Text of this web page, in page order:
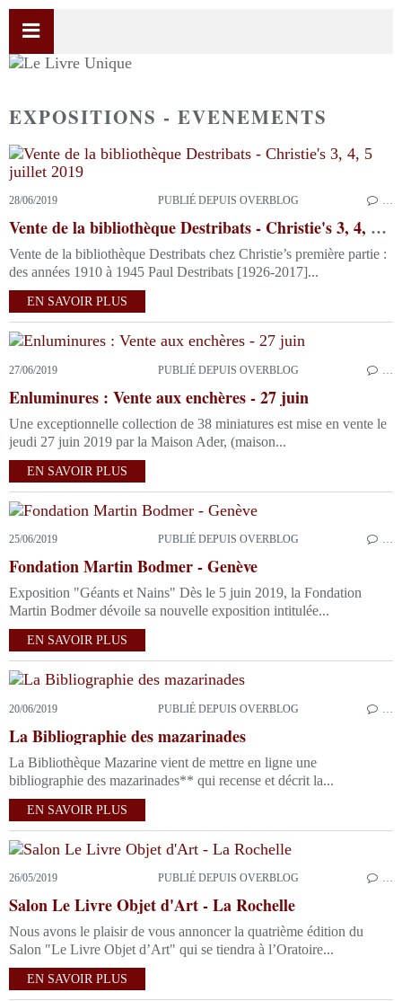
EXPOSITIONS - EVENEMENTS
28/06/2019 PUBLIÉ DEPUIS OVERBLOG …
Vente de la bibliothèque Destribats - Christie's 3, 4, 5 juillet 2019
Vente de la bibliothèque Destribats chez Christie’s première partie :
des années 1910 à 1945 Paul Destribats [1926-2017]...
EN SAVOIR PLUS
27/06/2019 PUBLIÉ DEPUIS OVERBLOG
Enluminures : Vente aux enchères - 27 juin
Une exceptionnelle collection de 38 miniatures est mise en vente le
jeudi 27 juin 2019 par la Maison Ader, (maison...
EN SAVOIR PLUS
25/06/2019 PUBLIÉ DEPUIS OVERBLOG …
Fondation Martin Bodmer - Genève
Exposition "Géants et Nains" Dès le 5 juin 2019, la Fondation
Martin Bodmer dévoile sa nouvelle exposition intitulée...
EN SAVOIR PLUS
20/06/2019 PUBLIÉ DEPUIS OVERBLOG
La Bibliographie des mazarinades
La Bibliothèque Mazarine vient de mettre en ligne une
bibliographie des mazarinades** qui recense et décrit la...
EN SAVOIR PLUS
26/05/2019 PUBLIÉ DEPUIS OVERBLOG …
Salon Le Livre Objet d'Art - La Rochelle
Nous avons le plaisir de vous annoncer la quatrième édition du
Salon "Le Livre Objet d’Art" qui se tiendra à l’Oratoire...
EN SAVOIR PLUS